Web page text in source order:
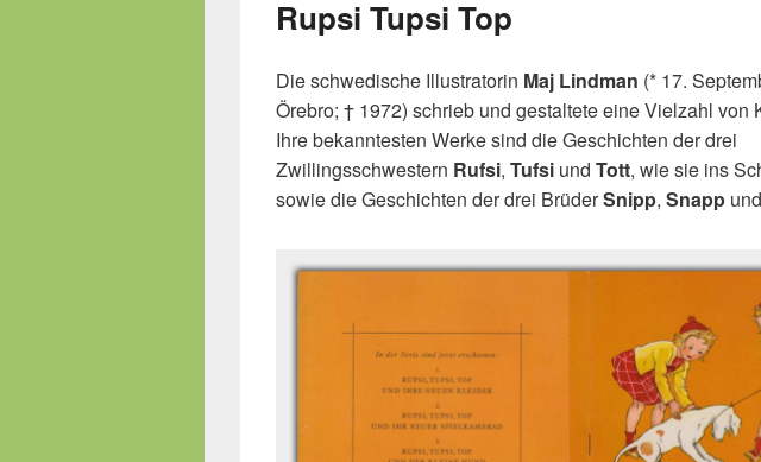
Rupsi Tupsi Top
Die schwedische Illustratorin Maj Lindman (* 17.
Örebro; † 1972) schrieb und gestaltete eine Vielzahl von
Ihre bekanntesten Werke sind die Geschichten der drei
Zwillingsschwestern Rufsi, Tufsi und Tott, wie sie ins
sowie die Geschichten der drei BrüderSnipp, Snapp und